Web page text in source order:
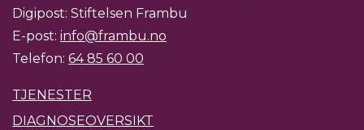
Digipost: Stiftelsen Frambu
E-post: info@frambu.no
Telefon: 64 85 60 00
TJENESTER
DIAGNOSEOVERSIKT